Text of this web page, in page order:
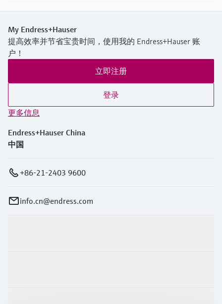
My Endress+Hauser
提高效率并节省宝贵时间，使用我的 Endress+Hauser 账
户！
立即注册
登录
更多信息
Endress+Hauser China
中国
+86-21-2403 9600
info.cn@endress.com